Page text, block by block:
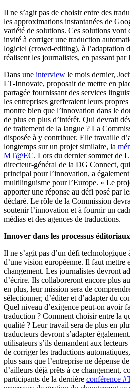
Il ne s’agit pas de choisir entre des
les approximations instantanées de
variété de solutions. Ces solutions
invité à corriger une traduction
logiciel (crowd-editing), à l’adaptation
réalisent les journalistes, en passant par
Dans une interview le mois dernier,
LT-Innovate, proposait de mettre en
partagée fournissant des services
les entreprises grefferaient leurs
montre bien que l’innovation dans le
de plus en plus d’intérêt. Qui devrait
de traitement de la langue ? La
disposée à y contribuer. Elle travaille
longtemps sur un projet similaire, la
MT@EC. Lors du dernier sommet de
directeur-général de la DG Connect,
principal pour l’innovation, a
multilinguisme pour l’Europe. « Le
apporter une réponse au défi posé par
déclaré. Le rôle de la Commission
soutenir l’innovation et à fournir un
médias et des agences de traductions.
Innover dans les processus éditoriaux
Il ne s’agit pas d’un défi
d’une vision européenne. Il faut mettre
changement. Les journalistes devront
d’écrire. Ils collaboreront encore plus
en plus, leur mission sera de
sélectionner, d’éditer et d’adapter du
Quel niveau d’exigence peut-on avoir
traduction ? Comment choisir entre la
qualité ? Leur travail sera de plus en
traducteurs devront s’adapter
utilisateurs s’ils demandent aux
de corriger les traductions
plus sans que l’entreprise ne dépense
d’ailleurs déjà prêts à ce changement,
participants de la dernière conférence